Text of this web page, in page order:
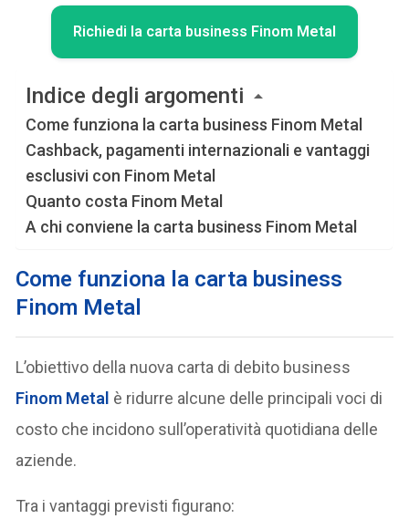
Richiedi la carta business Finom Metal
Indice degli argomenti
Come funziona la carta business Finom Metal
Cashback, pagamenti internazionali e vantaggi
esclusivi con Finom Metal
Quanto costa Finom Metal
A chi conviene la carta business Finom Metal
Come funziona la carta business
Finom Metal
L’obiettivo della nuova carta di debito business
Finom Metal è ridurre alcune delle principali voci di
costo che incidono sull’operatività quotidiana delle
aziende.
Tra i vantaggi previsti figurano: